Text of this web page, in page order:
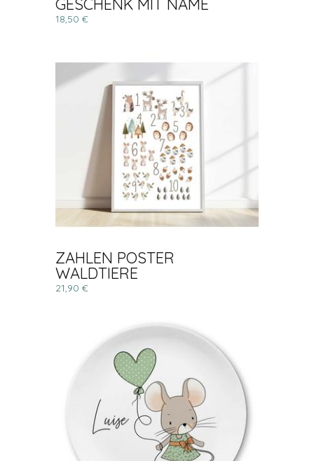
GESCHENK MIT NAME
18,50 €
ZAHLEN POSTER
WALDTIERE
21,90 €